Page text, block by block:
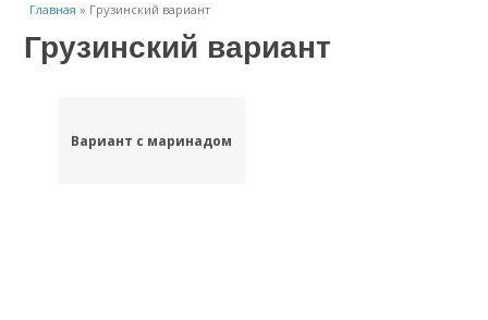
Главная » Грузинский вариант
Грузинский вариант
Вариант с маринадом